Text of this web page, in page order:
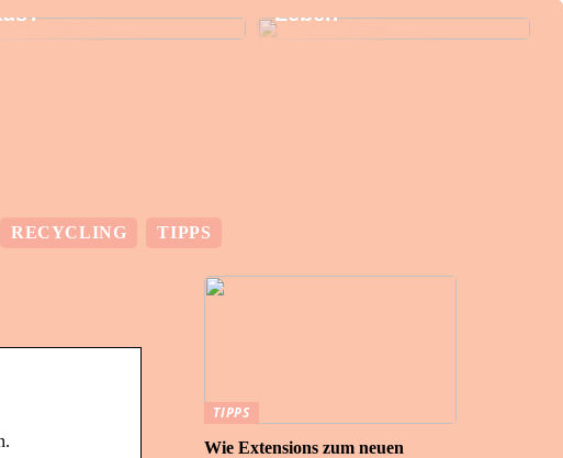
Leben
RECYCLING TIPPS
TIPPS
Wie Extensions zum neuen